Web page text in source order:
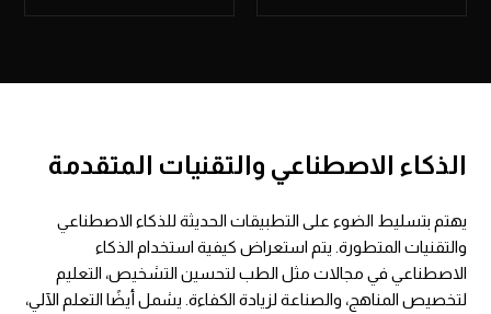
الذكاء الاصطناعي والتقنيات المتقدمة
يهتم بتسليط الضوء على التطبيقات الحديثة للذكاء الاصطناعي
والتقنيات المتطورة. يتم استعراض كيفية استخدام الذكاء
الاصطناعي في مجالات مثل الطب لتحسين التشخيص، التعليم
لتخصيص المناهج، والصناعة لزيادة الكفاءة. يشمل أيضًا التعلم الآلي،